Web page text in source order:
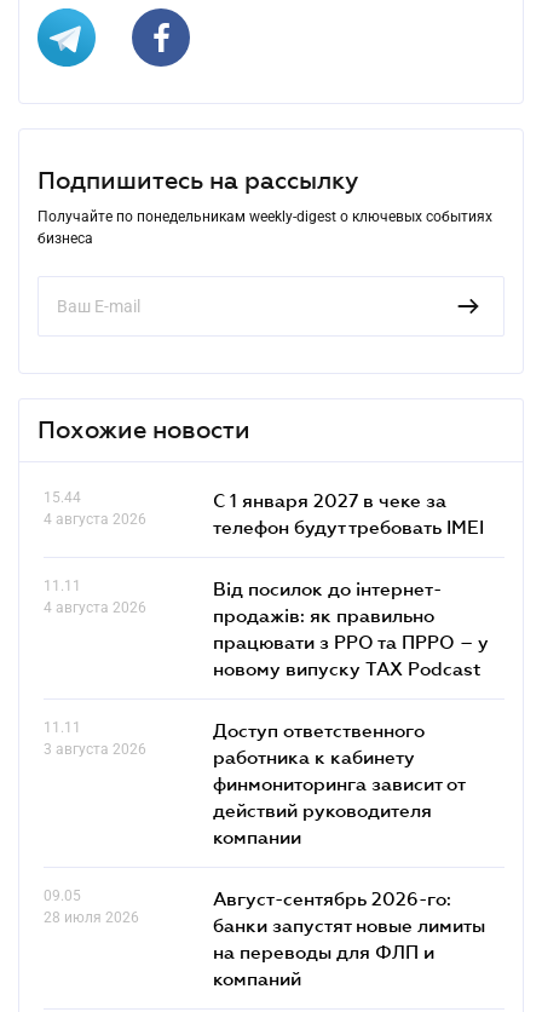
Подпишитесь на рассылку
Получайте по понедельникам weekly-digest о ключевых событиях
бизнеса
Похожие новости
15.44
4 августа 2026
С 1 января 2027 в чеке за
телефон будут требовать IMEI
11.11
4 августа 2026
Від посилок до інтернет-
продажів: як правильно
працювати з РРО та ПРРО – у
новому випуску TAX Podcast
11.11
3 августа 2026
Доступ ответственного
работника к кабинету
финмониторинга зависит от
действий руководителя
компании
09.05
28 июля 2026
Август-сентябрь 2026-го:
банки запустят новые лимиты
на переводы для ФЛП и
компаний